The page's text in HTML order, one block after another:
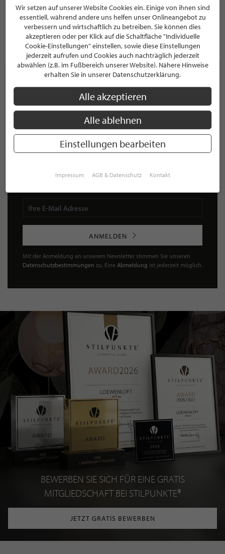
Bamenohler Straße 62
57413 Finnentrop
Deutschland
PROFIL
NEWSLETTER
Bleiben Sie immer UP TO DATE! Melden Sie sich jetzt für
unseren STILPUNKTE®-Newsletter an und profitieren Sie
von exklusivenNeuigkeiten, TrendsundAngeboten
Mit der Anmeldung für unseren Newsletter stimmen Sie
ist jederzeit möglich.
ANMELDEN
Mit der Anmeldung an unserem Newsletter stimmen Sie unseren
Datenschutzbestimmungen zu. Eine Abmeldung ist jederzeit möglich.
BEWERBEN SIE SICH FÜR EINE GRATIS
MITGLIEDSCHAFT BEI STILPUNKTE®
JETZT GRATIS BEWERBEN
Wir setzen auf unserer Website Cookies ein. Einige von ihnen sind
essentiell, während andere uns helfen unser Onlineangebot zu
verbessern und wirtschaftlich zu betreiben. Sie können dies
akzeptieren oder per Klick auf die Schaltfläche "Individuelle
Cookie-Einstellungen" einstellen, sowie diese Einstellungen
jederzeit aufrufen und Cookies auch nachträglich jederzeit
abwählen (z.B. im Fußbereich unserer Website). Nähere Hinweise
erhalten Sie in unserer Datenschutzerklärung.
Alle akzeptieren
Alle ablehnen
Einstellungen bearbeiten
Impressum AGB & Datenschutz Kontakt